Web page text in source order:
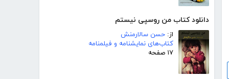
دانلود کتاب من روسپی نیستم
از: حسن سالارمنش
کتاب‌های نمایشنامه و فیلمنامه
۱۷ صفحه